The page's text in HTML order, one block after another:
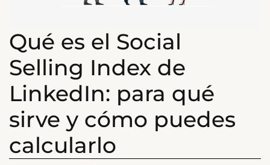
Qué es el Social
Selling Index de
LinkedIn: para qué
sirve y cómo puedes
calcularlo